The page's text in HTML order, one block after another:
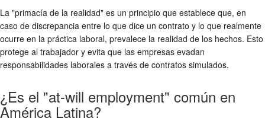
La "primacía de la realidad" es un principio que establece que, en
caso de discrepancia entre lo que dice un contrato y lo que realmente
ocurre en la práctica laboral, prevalece la realidad de los hechos. Esto
protege al trabajador y evita que las empresas evadan
responsabilidades laborales a través de contratos simulados.
¿Es el "at-will employment" común en
América Latina?